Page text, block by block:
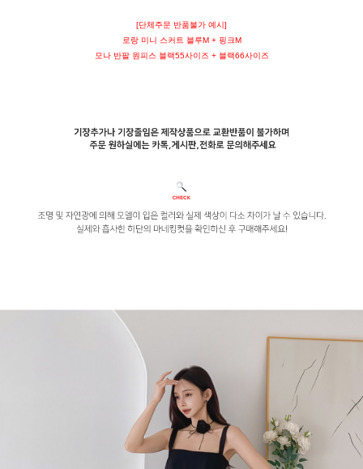
[단체주문 반품불가 예시]
로랑 미니 스커트 블루M + 핑크M
모나 반팔 원피스 블랙55사이즈 + 블랙66사이즈